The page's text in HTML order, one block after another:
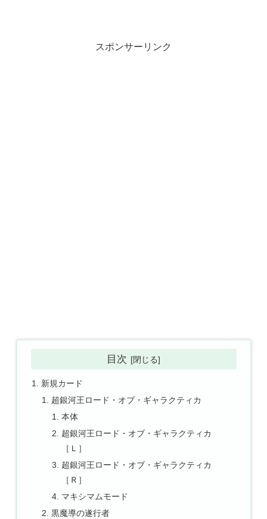
スポンサーリンク
目次
新規カード
超銀河王ロード・オブ・ギャラクティカ
本体
超銀河王ロード・オブ・ギャラクティカ
［Ｌ］
超銀河王ロード・オブ・ギャラクティカ
［Ｒ］
マキシマムモード
黒魔導の遂行者